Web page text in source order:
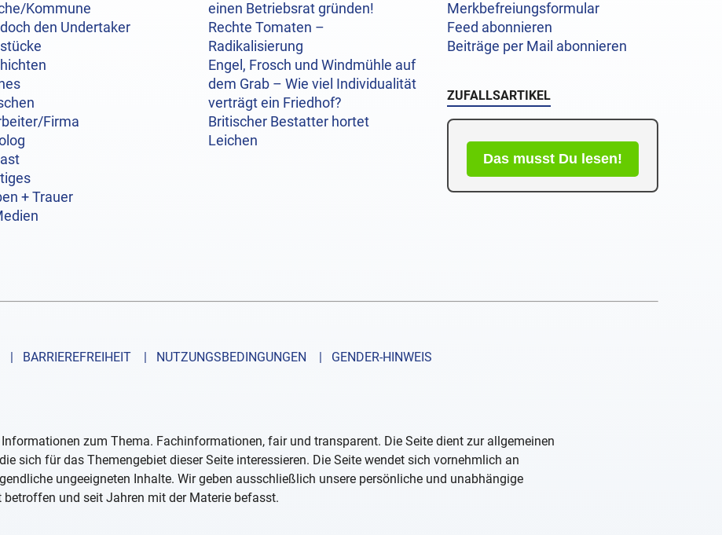
Kommune
den Undertaker
Firma
+ Trauer
einen Betriebsrat gründen!
Rechte Tomaten –
Radikalisierung
Engel, Frosch und Windmühle auf
dem Grab – Wie viel Individualität
verträgt ein Friedhof?
Britischer Bestatter hortet
Leichen
Merkbefreiungsformular
Feed abonnieren
Beiträge per Mail abonnieren
ZUFALLSARTIKEL
Das musst Du lesen!
| BARRIEREFREIHEIT | NUTZUNGSBEDINGUNGEN | GENDER-HINWEIS
zum Thema. Fachinformationen, fair und transparent. Die Seite dient zur allgemeinen
sich für das Themengebiet dieser Seite interessieren. Die Seite wendet sich vornehmlich an
ungeeigneten Inhalte. Wir geben ausschließlich unsere persönliche und unabhängige
und seit Jahren mit der Materie befasst.